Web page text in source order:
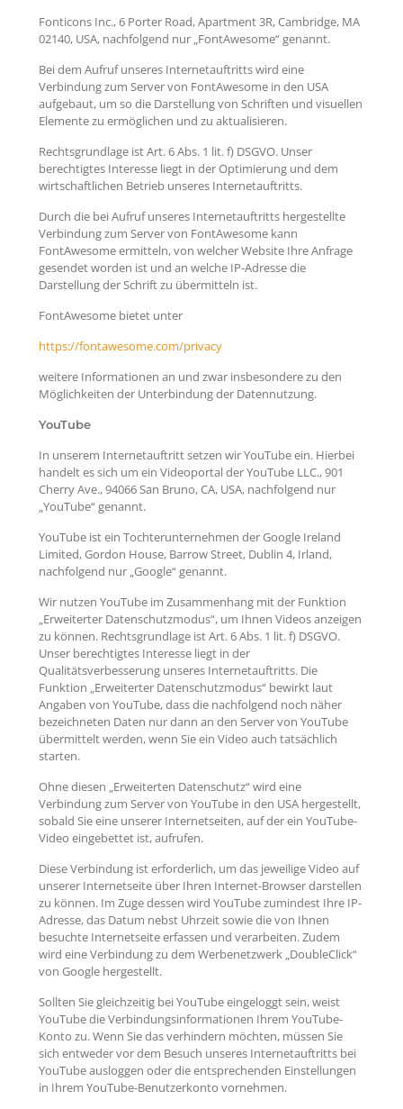
Fonticons Inc., 6 Porter Road, Apartment 3R, Cambridge, MA
02140, USA, nachfolgend nur „FontAwesome“ genannt.
Bei dem Aufruf unseres Internetauftritts wird eine
Verbindung zum Server von FontAwesome in den USA
aufgebaut, um so die Darstellung von Schriften und visuellen
Elemente zu ermöglichen und zu aktualisieren.
Rechtsgrundlage ist Art. 6 Abs. 1 lit. f) DSGVO. Unser
berechtigtes Interesse liegt in der Optimierung und dem
wirtschaftlichen Betrieb unseres Internetauftritts.
Durch die bei Aufruf unseres Internetauftritts hergestellte
Verbindung zum Server von FontAwesome kann
FontAwesome ermitteln, von welcher Website Ihre Anfrage
gesendet worden ist und an welche IP-Adresse die
Darstellung der Schrift zu übermitteln ist.
FontAwesome bietet unter
https://fontawesome.com/privacy
weitere Informationen an und zwar insbesondere zu den
Möglichkeiten der Unterbindung der Datennutzung.
YouTube
In unserem Internetauftritt setzen wir YouTube ein. Hierbei
handelt es sich um ein Videoportal der YouTube LLC., 901
Cherry Ave., 94066 San Bruno, CA, USA, nachfolgend nur
„YouTube“ genannt.
YouTube ist ein Tochterunternehmen der Google Ireland
Limited, Gordon House, Barrow Street, Dublin 4, Irland,
nachfolgend nur „Google“ genannt.
Wir nutzen YouTube im Zusammenhang mit der Funktion
„Erweiterter Datenschutzmodus“, um Ihnen Videos anzeigen
zu können. Rechtsgrundlage ist Art. 6 Abs. 1 lit. f) DSGVO.
Unser berechtigtes Interesse liegt in der
Qualitätsverbesserung unseres Internetauftritts. Die
Funktion „Erweiterter Datenschutzmodus“ bewirkt laut
Angaben von YouTube, dass die nachfolgend noch näher
bezeichneten Daten nur dann an den Server von YouTube
übermittelt werden, wenn Sie ein Video auch tatsächlich
starten.
Ohne diesen „Erweiterten Datenschutz“ wird eine
Verbindung zum Server von YouTube in den USA hergestellt,
sobald Sie eine unserer Internetseiten, auf der ein YouTube-
Video eingebettet ist, aufrufen.
Diese Verbindung ist erforderlich, um das jeweilige Video auf
unserer Internetseite über Ihren Internet-Browser darstellen
zu können. Im Zuge dessen wird YouTube zumindest Ihre IP-
Adresse, das Datum nebst Uhrzeit sowie die von Ihnen
besuchte Internetseite erfassen und verarbeiten. Zudem
wird eine Verbindung zu dem Werbenetzwerk „DoubleClick“
von Google hergestellt.
Sollten Sie gleichzeitig bei YouTube eingeloggt sein, weist
YouTube die Verbindungsinformationen Ihrem YouTube-
Konto zu. Wenn Sie das verhindern möchten, müssen Sie
sich entweder vor dem Besuch unseres Internetauftritts bei
YouTube ausloggen oder die entsprechenden Einstellungen
in Ihrem YouTube-Benutzerkonto vornehmen.